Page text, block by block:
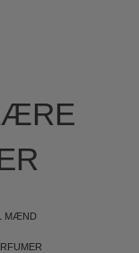
MÆND